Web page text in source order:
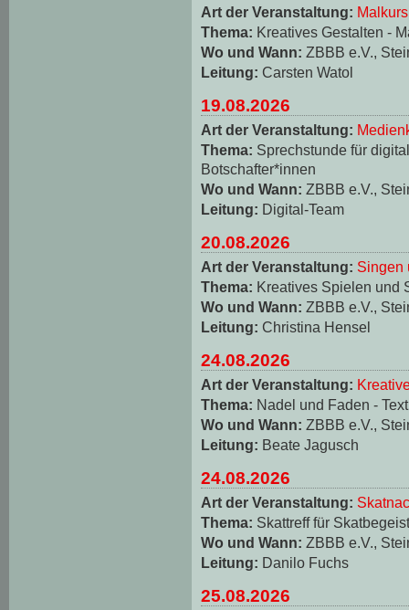
Art der Veranstaltung: Malkurs
Thema: Kreatives Gestalten -
Wo und Wann: ZBBB e.V.,
Leitung: Carsten Watol
19.08.2026
Art der Veranstaltung:
Thema: Sprechstunde für
Botschafter*innen
Wo und Wann: ZBBB e.V.,
Leitung: Digital-Team
20.08.2026
Art der Veranstaltung: Singen
Thema: Kreatives Spielen und
Wo und Wann: ZBBB e.V.,
Leitung: Christina Hensel
24.08.2026
Art der Veranstaltung:
Thema: Nadel und Faden -
Wo und Wann: ZBBB e.V.,
Leitung: Beate Jagusch
24.08.2026
Art der Veranstaltung:
Thema: Skattreff für
Wo und Wann: ZBBB e.V.,
Leitung: Danilo Fuchs
25.08.2026